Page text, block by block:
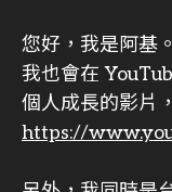
您好，我是阿基
我也會在
個人成長的影片
https://